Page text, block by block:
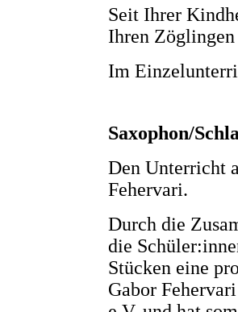
Seit Ihrer
Ihren
Im
Saxophon/
Den Unterricht
Fehervari.
Durch die
die
Stücken eine
Gabor